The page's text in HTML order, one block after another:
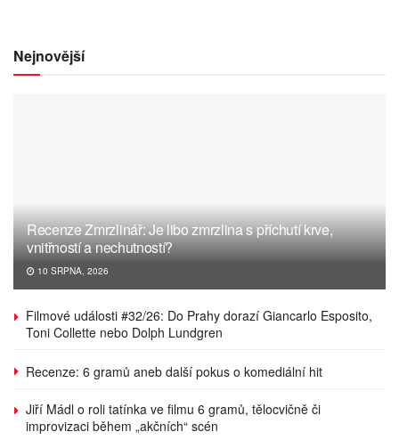
Nejnovější
Recenze Zmrzlinář: Je libo zmrzlina s příchutí krve,
vnitřností a nechutností?
10 SRPNA, 2026
Filmové události #32/26: Do Prahy dorazí Giancarlo Esposito,
Toni Collette nebo Dolph Lundgren
Recenze: 6 gramů aneb další pokus o komediální hit
Jiří Mádl o roli tatínka ve filmu 6 gramů, tělocvičně či
improvizaci během „akčních“ scén